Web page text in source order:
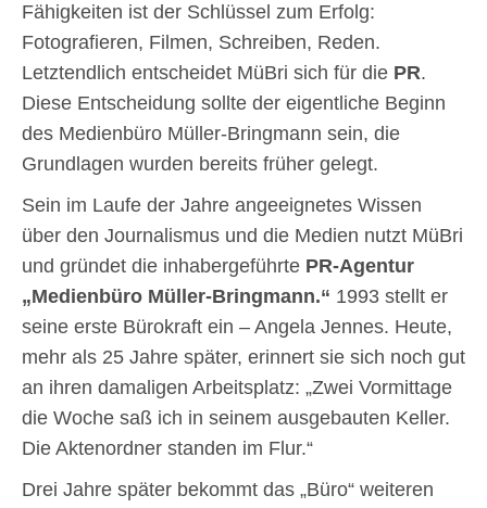
Fähigkeiten ist der Schlüssel zum Erfolg:
Fotografieren, Filmen, Schreiben, Reden.
Letztendlich entscheidet MüBri sich für die PR.
Diese Entscheidung sollte der eigentliche Beginn
des Medienbüro Müller-Bringmann sein, die
Grundlagen wurden bereits früher gelegt.
Sein im Laufe der Jahre angeeignetes Wissen
über den Journalismus und die Medien nutzt MüBri
und gründet die inhabergeführte PR-Agentur
„Medienbüro Müller-Bringmann.“ 1993 stellt er
seine erste Bürokraft ein – Angela Jennes. Heute,
mehr als 25 Jahre später, erinnert sie sich noch gut
an ihren damaligen Arbeitsplatz: „Zwei Vormittage
die Woche saß ich in seinem ausgebauten Keller.
Die Aktenordner standen im Flur.“
Drei Jahre später bekommt das „Büro“ weiteren